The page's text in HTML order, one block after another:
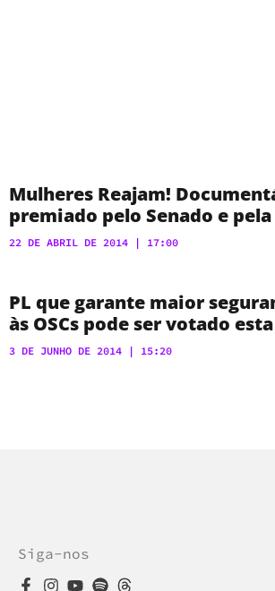
Mulheres Reajam!
premiado pelo Senado e
22 DE ABRIL DE 2014 17:00
PL que garante maior
às OSCs pode ser votado
3 DE JUNHO DE 2014 15:20
Siga-nos